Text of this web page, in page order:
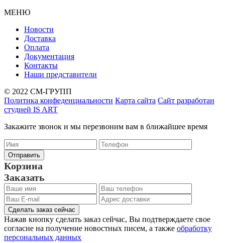
МЕНЮ
Новости
Доставка
Оплата
Документация
Контакты
Наши представители
© 2022 СМ-ГРУПП
Политика конфеденциальности Карта сайта Сайт разработан
студией IS ART
Закажите звонок и мы перезвоним вам в ближайшее время
Корзина
Заказать
Сделать заказ сейчас
Нажав кнопку сделать заказ сейчас, Вы подтверждаете свое
согласие на получение новостных писем, а также обработку
персональных данных